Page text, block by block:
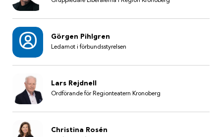
Görgen Pihlgren
Ledamot i förbundsstyrelsen
Lars Rejdnell
Ordförande för Regionteatern Kronoberg
Christina Rosén